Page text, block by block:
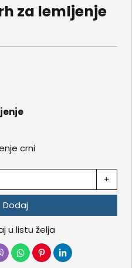
za lemljenje
crni
+
Dodaj
u listu želja